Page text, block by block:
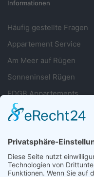
Informationen
Häufig gestellte Fragen
Appartement Service
Am Meer auf Rügen
Sonneninsel Rügen
FDGB Appartements
Sie haben Fragen?
038393
Oder nutzen Sie unser